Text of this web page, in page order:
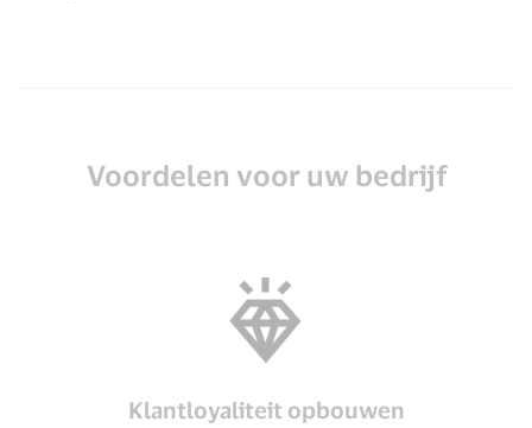
Voordelen voor uw bedrijf
Klantloyaliteit opbouwen